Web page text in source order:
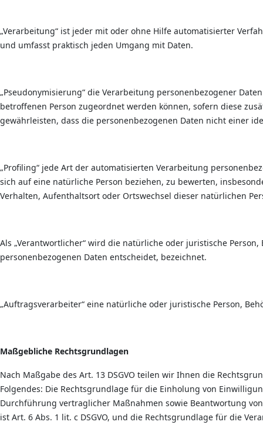
„Verarbeitung“ ist jeder mit oder ohne Hilfe automatisierter
und umfasst praktisch jeden Umgang mit Daten.
„Pseudonymisierung“ die Verarbeitung personenbezogener
betroffenen Person zugeordnet werden können, sofern diese
gewährleisten, dass die personenbezogenen Daten nicht einer
„Profiling“ jede Art der automatisierten Verarbeitung
sich auf eine natürliche Person beziehen, zu bewerten,
Verhalten, Aufenthaltsort oder Ortswechsel dieser natürlichen
Als „Verantwortlicher“ wird die natürliche oder juristische
personenbezogenen Daten entscheidet, bezeichnet.
„Auftragsverarbeiter“ eine natürliche oder juristische Person,
Maßgebliche Rechtsgrundlagen
Nach Maßgabe des Art. 13 DSGVO teilen wir Ihnen die
Folgendes: Die Rechtsgrundlage für die Einholung von
Durchführung vertraglicher Maßnahmen sowie Beantwortung
ist Art. 6 Abs. 1 lit. c DSGVO, und die Rechtsgrundlage für die